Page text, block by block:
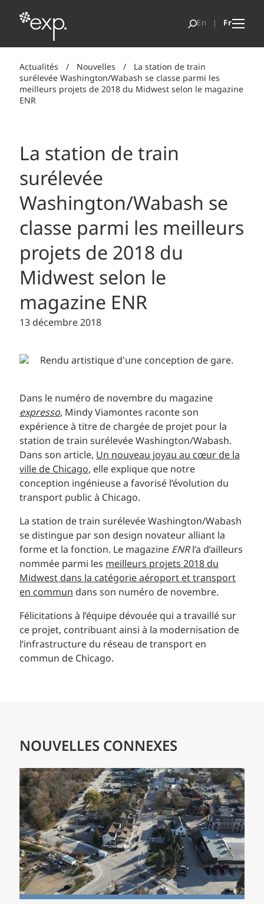
Actualités / Nouvelles /
La station de train
surélevée Washington/Wabash se classe parmi les
meilleurs projets de 2018 du Midwest selon le magazine
ENR
La station de train
surélevée
Washington/Wabash se
classe parmi les meilleurs
projets de 2018 du
Midwest selon le
magazine ENR
13 décembre 2018
Dans le numéro de novembre du magazine
expresso, Mindy Viamontes raconte son
expérience à titre de chargée de projet pour la
station de train surélevée Washington/Wabash.
Dans son article, Un nouveau joyau au cœur de la
ville de Chicago, elle explique que notre
conception ingénieuse a favorisé l’évolution du
transport public à Chicago.
La station de train surélevée Washington/Wabash
se distingue par son design novateur alliant la
forme et la fonction. Le magazine ENRl’a d’ailleurs
nommée parmi les meilleurs projets 2018 du
Midwest dans la catégorie aéroport et transport
en commun dans son numéro de novembre.
Félicitations à l’équipe dévouée qui a travaillé sur
ce projet, contribuant ainsi à la modernisation de
l’infrastructure du réseau de transport en
commun de Chicago.
NOUVELLES CONNEXES